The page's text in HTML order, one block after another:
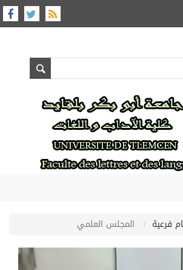
فرعية المجلس العلمي